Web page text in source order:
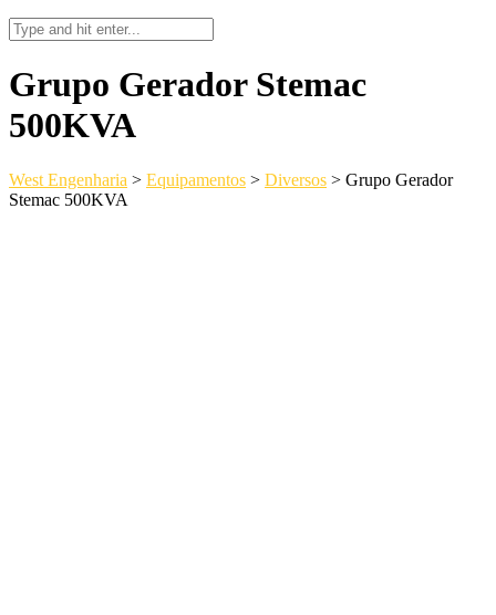
Grupo Gerador Stemac
500KVA
West Engenharia > Equipamentos > Diversos > Grupo Gerador
Stemac 500KVA